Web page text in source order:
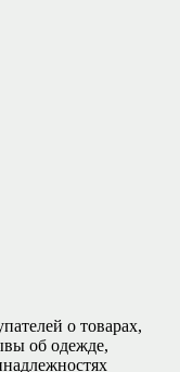
о товарах,
об одежде,